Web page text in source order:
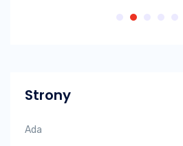
Strony
Ada